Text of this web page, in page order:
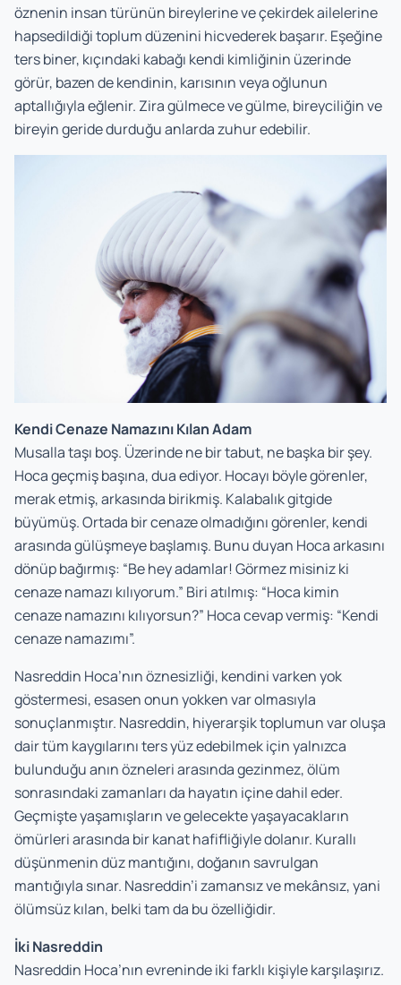
öznenin insan türünün bireylerine ve çekirdek ailelerine
hapsedildiği toplum düzenini hicvederek başarır. Eşeğine
ters biner, kıçındaki kabağı kendi kimliğinin üzerinde
görür, bazen de kendinin, karısının veya oğlunun
aptallığıyla eğlenir. Zira gülmece ve gülme, bireyciliğin ve
bireyin geride durduğu anlarda zuhur edebilir.
Kendi Cenaze Namazını Kılan Adam
Musalla taşı boş. Üzerinde ne bir tabut, ne başka bir şey.
Hoca geçmiş başına, dua ediyor. Hocayı böyle görenler,
merak etmiş, arkasında birikmiş. Kalabalık gitgide
büyümüş. Ortada bir cenaze olmadığını görenler, kendi
arasında gülüşmeye başlamış. Bunu duyan Hoca arkasını
dönüp bağırmış: “Be hey adamlar! Görmez misiniz ki
cenaze namazı kılıyorum.” Biri atılmış: “Hoca kimin
cenaze namazını kılıyorsun?” Hoca cevap vermiş: “Kendi
cenaze namazımı”.
Nasreddin Hoca’nın öznesizliği, kendini varken yok
göstermesi, esasen onun yokken var olmasıyla
sonuçlanmıştır. Nasreddin, hiyerarşik toplumun var oluşa
dair tüm kaygılarını ters yüz edebilmek için yalnızca
bulunduğu anın özneleri arasında gezinmez, ölüm
sonrasındaki zamanları da hayatın içine dahil eder.
Geçmişte yaşamışların ve gelecekte yaşayacakların
ömürleri arasında bir kanat hafifliğiyle dolanır. Kurallı
düşünmenin düz mantığını, doğanın savrulgan
mantığıyla sınar. Nasreddin’i zamansız ve mekânsız, yani
ölümsüz kılan, belki tam da bu özelliğidir.
İki Nasreddin
Nasreddin Hoca’nın evreninde iki farklı kişiyle karşılaşırız.